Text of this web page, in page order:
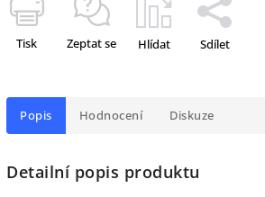
Tisk Zeptat se Hlídat Sdílet
Popis Hodnocení Diskuze
Detailní popis produktu